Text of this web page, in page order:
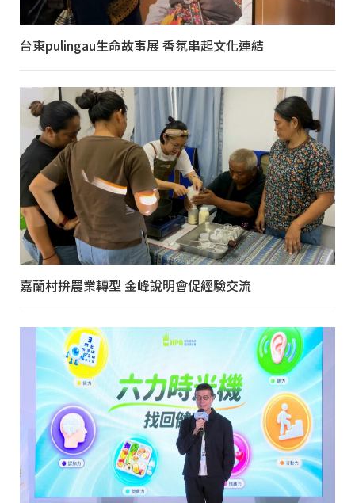
台東pulingau生命故事展 香氛串起文化連結
嘉蘭村拚農業轉型 金峰說明會促經驗交流